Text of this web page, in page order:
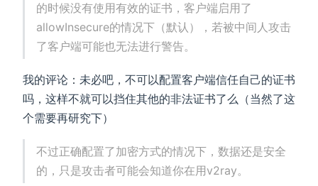
的时候没有使用有效的证书，客户端启用了
allowInsecure的情况下（默认），若被中间人攻击
了客户端可能也无法进行警告。
我的评论：未必吧，不可以配置客户端信任自己的证书
吗，这样不就可以挡住其他的非法证书了么（当然了这
个需要再研究下）
不过正确配置了加密方式的情况下，数据还是安全
的，只是攻击者可能会知道你在用v2ray。